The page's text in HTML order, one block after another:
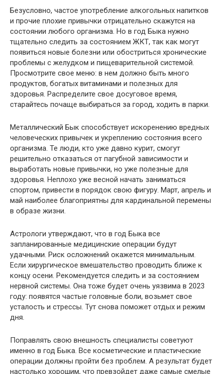
Безусловно, частое употребление алкогольных напитков
и прочие плохие привычки отрицательно скажутся на
состоянии любого организма. Но в год Быка нужно
тщательно следить за состоянием ЖКТ, так как могут
появиться новые болезни или обостриться хронические
проблемы с желудком и пищеварительной системой.
Просмотрите свое меню: в нем должно быть много
продуктов, богатых витаминами и полезных для
здоровья. Распределите свое досуговое время,
старайтесь почаще выбираться за город, ходить в парки.
Металлический Бык способствует искоренению вредных
человеческих привычек и укреплению состояния всего
организма. Те люди, кто уже давно курит, смогут
решительно отказаться от пагубной зависимости и
выработать новые привычки, но уже полезные для
здоровья. Неплохо уже весной начать заниматься
спортом, привести в порядок свою фигуру. Март, апрель и
май наиболее благоприятны для кардинальной перемены
в образе жизни.
Астрологи утверждают, что в год Быка все
запланированные медицинские операции будут
удачными. Риск осложнений окажется минимальным.
Если хирургическое вмешательство проводить ближе к
концу осени. Рекомендуется следить и за состоянием
нервной системы. Она тоже будет очень уязвима в 2023
году: появятся частые головные боли, возьмет свое
усталость и стрессы. Тут снова поможет отдых и режим
дня.
Поправлять свою внешность специалисты советуют
именно в год Быка. Все косметические и пластические
операции должны пройти без проблем. А результат будет
настолько хорошим, что превзойдет даже самые смелые